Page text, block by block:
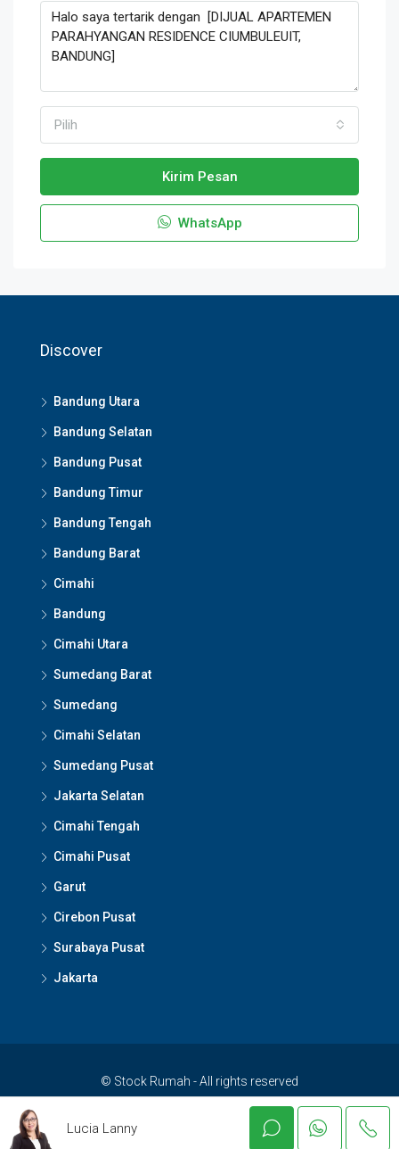
Pilih
Kirim Pesan
WhatsApp
Discover
Bandung Utara
Bandung Selatan
Bandung Pusat
Bandung Timur
Bandung Tengah
Bandung Barat
Cimahi
Bandung
Cimahi Utara
Sumedang Barat
Sumedang
Cimahi Selatan
Sumedang Pusat
Jakarta Selatan
Cimahi Tengah
Cimahi Pusat
Garut
Cirebon Pusat
Surabaya Pusat
Jakarta
© Stock Rumah - All rights reserved
Lucia Lanny